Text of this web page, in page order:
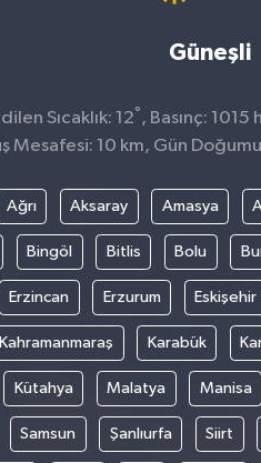
Güneşli
Sıcaklık: 12° , Basınç: 1015
Mesafesi: 10 km, Gün
Ağrı Aksaray Amasya
Bingöl Bitlis Bolu
Erzincan Erzurum Eskişehir
Kahramanmaraş Karabük
Kütahya Malatya Manisa
Samsun Şanlıurfa Siirt